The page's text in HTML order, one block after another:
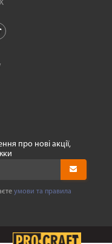
про нові акції,
умови та правила